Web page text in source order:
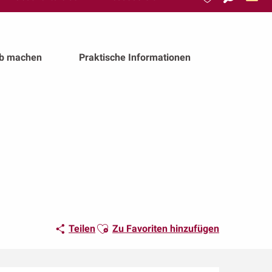
Suche
machen Praktische Informationen
TeilenAjouter aux favoris
Zu Favoriten hinzufügen